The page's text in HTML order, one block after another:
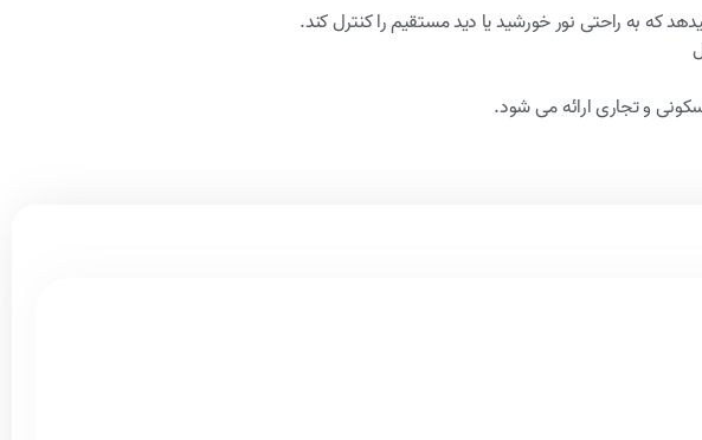
که به راحتی نور خورشید یا دید مستقیم را کنترل کند.
و تجاری ارائه می شود.